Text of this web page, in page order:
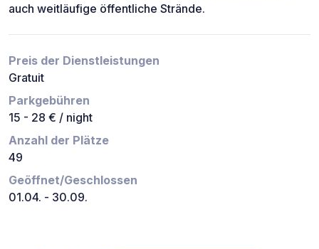
auch weitläufige öffentliche Strände.
Preis der Dienstleistungen
Gratuit
Parkgebühren
15 - 28 € / night
Anzahl der Plätze
49
Geöffnet/Geschlossen
01.04. - 30.09.